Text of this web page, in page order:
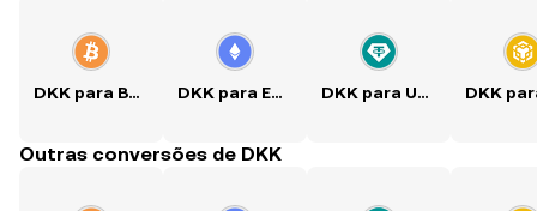
DKK para BTC DKK para ETH DKK para USDT
Outras conversões de DKK